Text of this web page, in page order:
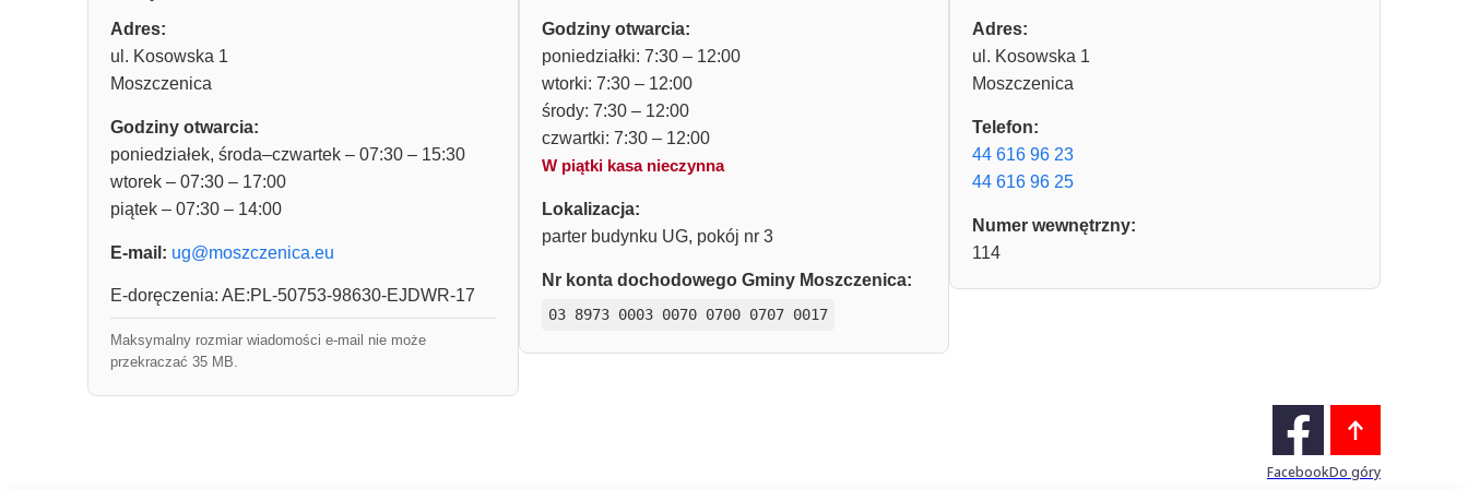
Adres:
ul. Kosowska 1
Moszczenica
Godziny otwarcia:
poniedziałek, środa–czwartek – 07:30 – 15:30
wtorek – 07:30 – 17:00
piątek – 07:30 – 14:00
E-mail: ug@moszczenica.eu
E-doręczenia: AE:PL-50753-98630-EJDWR-17
Maksymalny rozmiar wiadomości e-mail nie może
przekraczać 35 MB.
Godziny otwarcia:
poniedziałki: 7:30 – 12:00
wtorki: 7:30 – 12:00
środy: 7:30 – 12:00
czwartki: 7:30 – 12:00
W piątki kasa nieczynna
Lokalizacja:
parter budynku UG, pokój nr 3
Nr konta dochodowego Gminy Moszczenica:
03 8973 0003 0070 0700 0707 0017
Adres:
ul. Kosowska 1
Moszczenica
Telefon:
44 616 96 23
44 616 96 25
Numer wewnętrzny:
114
FacebookDo góry